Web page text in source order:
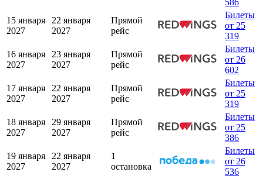
586
15 января
2027
22 января
2027
Прямой
рейс
Билеты
от 25
319
16 января
2027
23 января
2027
Прямой
рейс
Билеты
от 26
602
17 января
2027
22 января
2027
Прямой
рейс
Билеты
от 25
319
18 января
2027
29 января
2027
Прямой
рейс
Билеты
от 25
386
19 января
2027
22 января
2027
1
остановка
Билеты
от 26
536